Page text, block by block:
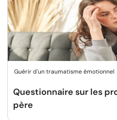
Guérir d'un traumatisme émotionnel
Questionnaire sur les
père